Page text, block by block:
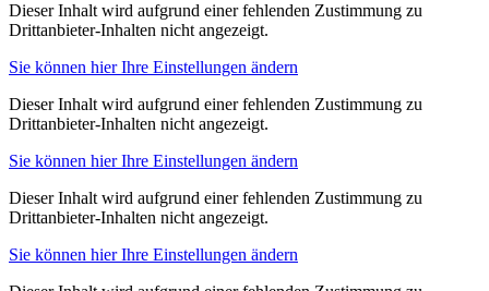
Dieser Inhalt wird aufgrund einer fehlenden Zustimmung zu
Drittanbieter-Inhalten nicht angezeigt.
Sie können hier Ihre Einstellungen ändern
Dieser Inhalt wird aufgrund einer fehlenden Zustimmung zu
Drittanbieter-Inhalten nicht angezeigt.
Sie können hier Ihre Einstellungen ändern
Dieser Inhalt wird aufgrund einer fehlenden Zustimmung zu
Drittanbieter-Inhalten nicht angezeigt.
Sie können hier Ihre Einstellungen ändern